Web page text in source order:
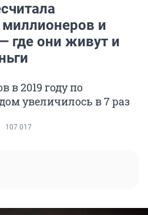
и
где они живут и
в 2019 году по
увеличилось в 7 раз
107 017